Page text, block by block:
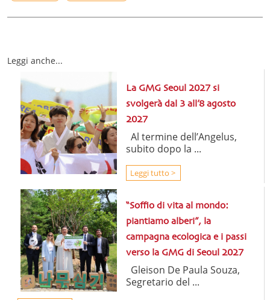
Leggi anche...
La GMG Seoul 2027 si
svolgerà dal 3 all’8 agosto
2027
Al termine dell’Angelus,
subito dopo la ...
Leggi tutto >
“Soffio di vita al mondo:
piantiamo alberi”, la
campagna ecologica e i passi
verso la GMG di Seoul 2027
Gleison De Paula Souza,
Segretario del ...